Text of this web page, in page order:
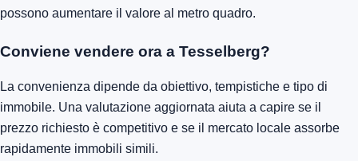
possono aumentare il valore al metro quadro.
Conviene vendere ora a Tesselberg?
La convenienza dipende da obiettivo, tempistiche e tipo di
immobile. Una valutazione aggiornata aiuta a capire se il
prezzo richiesto è competitivo e se il mercato locale assorbe
rapidamente immobili simili.